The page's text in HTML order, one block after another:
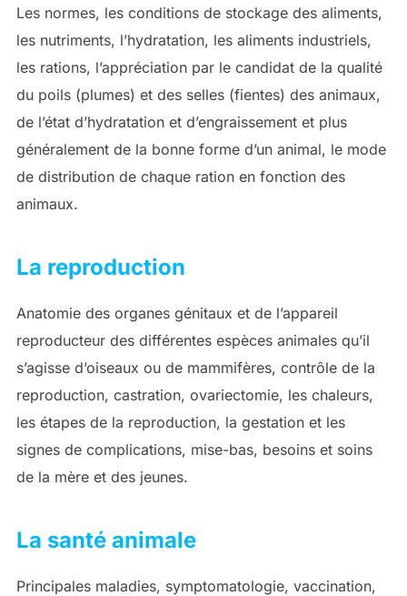
Les normes, les conditions de stockage des aliments,
les nutriments, l’hydratation, les aliments industriels,
les rations, l’appréciation par le candidat de la qualité
du poils (plumes) et des selles (fientes) des animaux,
de l’état d’hydratation et d’engraissement et plus
généralement de la bonne forme d’un animal, le mode
de distribution de chaque ration en fonction des
animaux.
La reproduction
Anatomie des organes génitaux et de l’appareil
reproducteur des différentes espèces animales qu’il
s’agisse d’oiseaux ou de mammifères, contrôle de la
reproduction, castration, ovariectomie, les chaleurs,
les étapes de la reproduction, la gestation et les
signes de complications, mise-bas, besoins et soins
de la mère et des jeunes.
La santé animale
Principales maladies, symptomatologie, vaccination,